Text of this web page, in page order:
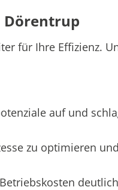
Dörentrup
für Ihre Effizienz.
auf und
zu optimieren